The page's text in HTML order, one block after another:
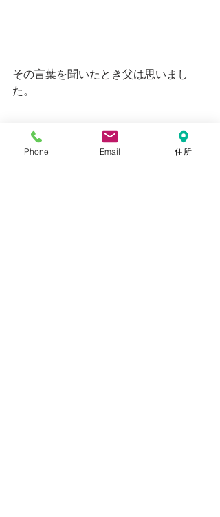
その言葉を聞いたとき父は思いまし
た。
Phone Email 住所